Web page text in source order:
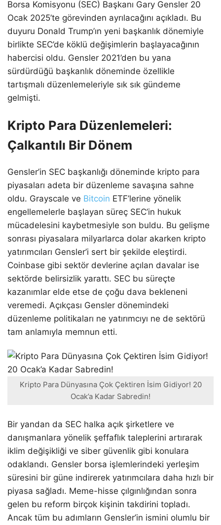
Borsa Komisyonu (SEC) Başkanı Gary Gensler 20
Ocak 2025’te görevinden ayrılacağını açıkladı. Bu
duyuru Donald Trump’ın yeni başkanlık dönemiyle
birlikte SEC’de köklü değişimlerin başlayacağının
habercisi oldu. Gensler 2021’den bu yana
sürdürdüğü başkanlık döneminde özellikle
tartışmalı düzenlemeleriyle sık sık gündeme
gelmişti.
Kripto Para Düzenlemeleri:
Çalkantılı Bir Dönem
Gensler’in SEC başkanlığı döneminde kripto para
piyasaları adeta bir düzenleme savaşına sahne
oldu. Grayscale ve Bitcoin ETF’lerine yönelik
engellemelerle başlayan süreç SEC’in hukuk
mücadelesini kaybetmesiyle son buldu. Bu gelişme
sonrası piyasalara milyarlarca dolar akarken kripto
yatırımcıları Gensler’i sert bir şekilde eleştirdi.
Coinbase gibi sektör devlerine açılan davalar ise
sektörde belirsizlik yarattı. SEC bu süreçte
kazanımlar elde etse de çoğu dava bekleneni
veremedi. Açıkçası Gensler dönemindeki
düzenleme politikaları ne yatırımcıyı ne de sektörü
tam anlamıyla memnun etti.
Kripto Para Dünyasına Çok Çektiren İsim Gidiyor! 20
Ocak’a Kadar Sabredin!
Bir yandan da SEC halka açık şirketlere ve
danışmanlara yönelik şeffaflık taleplerini artırarak
iklim değişikliği ve siber güvenlik gibi konulara
odaklandı. Gensler borsa işlemlerindeki yerleşim
süresini bir güne indirerek yatırımcılara daha hızlı bir
piyasa sağladı. Meme-hisse çılgınlığından sonra
gelen bu reform birçok kişinin takdirini topladı.
Ancak tüm bu adımların Gensler’in ismini olumlu bir